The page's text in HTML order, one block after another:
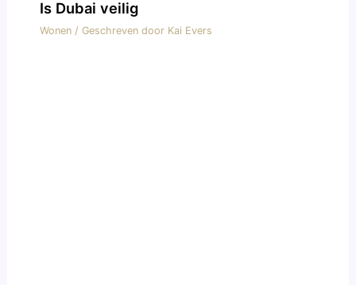
Is Dubai veilig
Wonen/ Geschreven door Kai Evers